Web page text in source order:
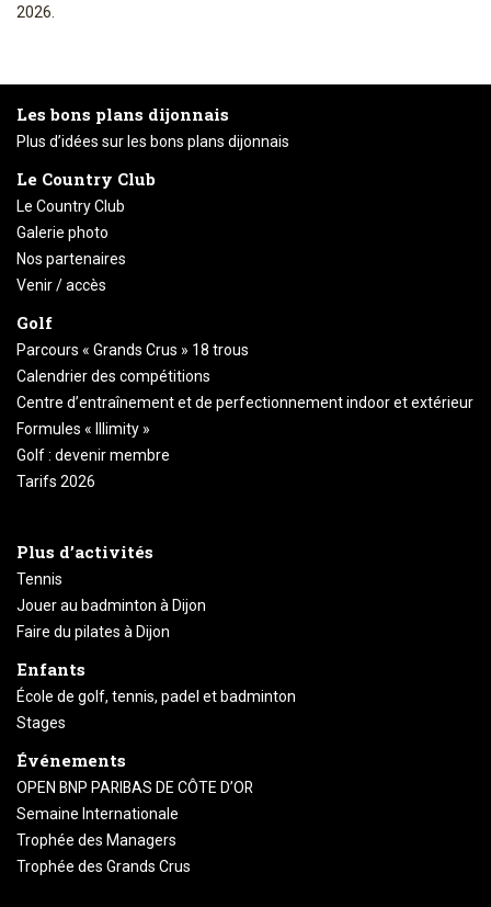
2026.
Les bons plans dijonnais
Plus d’idées sur les bons plans dijonnais
Le Country Club
Le Country Club
Galerie photo
Nos partenaires
Venir / accès
Golf
Parcours « Grands Crus » 18 trous
Calendrier des compétitions
Centre d’entraînement et de perfectionnement indoor et extérieur
Formules « Illimity »
Golf : devenir membre
Tarifs 2026
Plus d’activités
Tennis
Jouer au badminton à Dijon
Faire du pilates à Dijon
Enfants
École de golf, tennis, padel et badminton
Stages
Événements
OPEN BNP PARIBAS DE CÔTE D’OR
Semaine Internationale
Trophée des Managers
Trophée des Grands Crus